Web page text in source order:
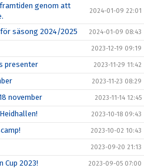
genom att
2024-01-09 22:01
säsong 2024/2025 2024-01-09 08:43
2023-12-19 09:19
presenter 2023-11-29 11:42
2023-11-23 08:29
november 2023-11-14 12:45
2023-10-18 09:43
2023-10-02 10:43
2023-09-20 21:13
Cup 2023! 2023-09-05 07:00